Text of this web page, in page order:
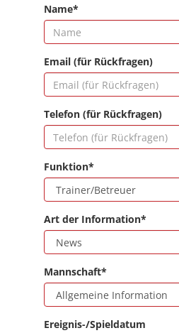
Name*
Email (für Rückfragen)
Telefon (für Rückfragen)
Funktion*
Art der Information*
Mannschaft*
Ereignis-/Spieldatum